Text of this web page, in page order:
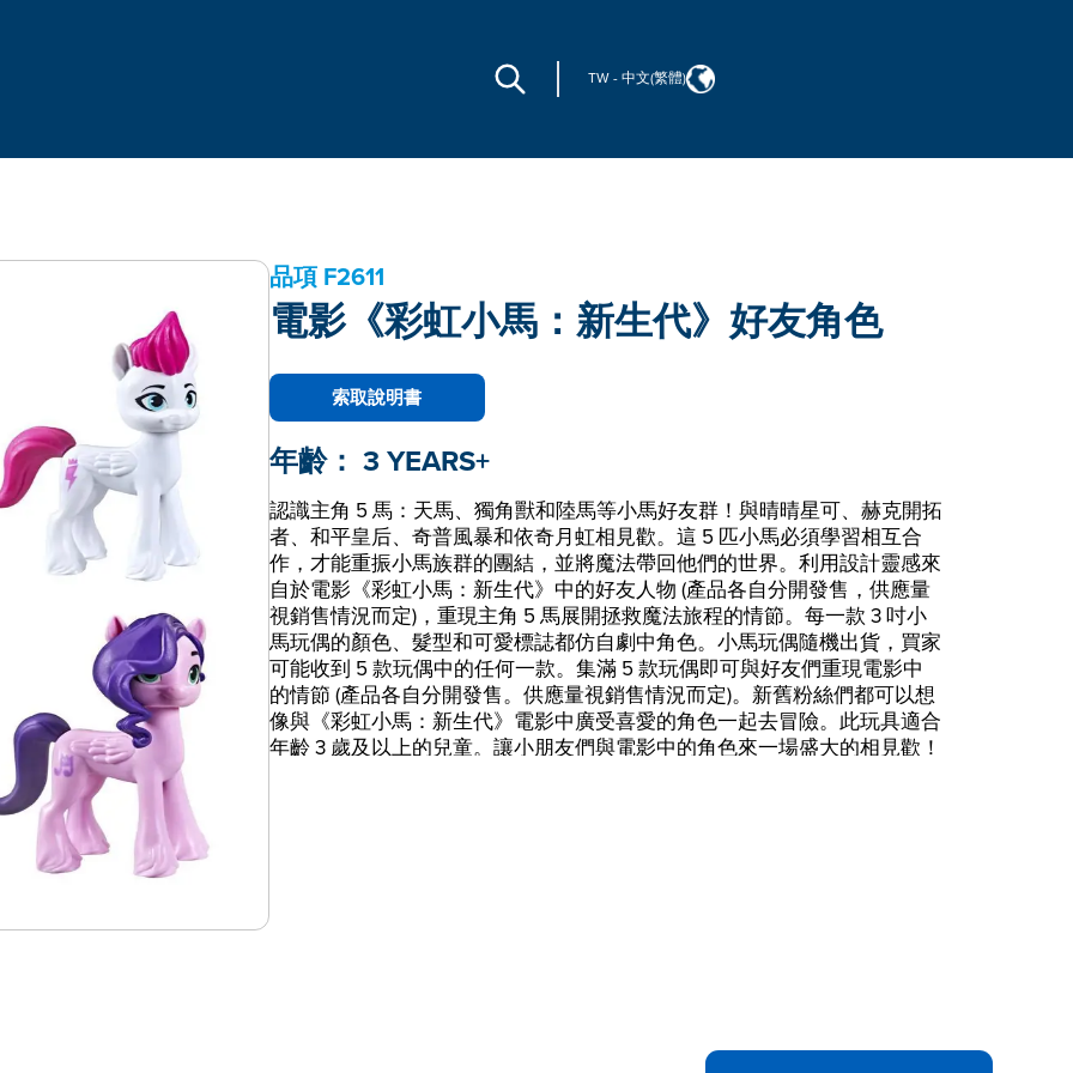
TW - 中文(繁體)
品項 F2611
電影《彩虹小馬：新生代》好友角色
索取說明書
年齡： 3 YEARS+
認識主角 5 馬：天馬、獨角獸和陸馬等小馬好友群！與晴晴星可、赫克開拓
者、和平皇后、奇普風暴和依奇月虹相見歡。這 5 匹小馬必須學習相互合
作，才能重振小馬族群的團結，並將魔法帶回他們的世界。利用設計靈感來
自於電影《彩虹小馬：新生代》中的好友人物 (產品各自分開發售，供應量
視銷售情況而定)，重現主角 5 馬展開拯救魔法旅程的情節。每一款 3 吋小
馬玩偶的顏色、髮型和可愛標誌都仿自劇中角色。小馬玩偶隨機出貨，買家
可能收到 5 款玩偶中的任何一款。集滿 5 款玩偶即可與好友們重現電影中
的情節 (產品各自分開發售。供應量視銷售情況而定)。新舊粉絲們都可以想
像與《彩虹小馬：新生代》電影中廣受喜愛的角色一起去冒險。此玩具適合
年齡 3 歲及以上的兒童。讓小朋友們與電影中的角色來一場盛大的相見歡！